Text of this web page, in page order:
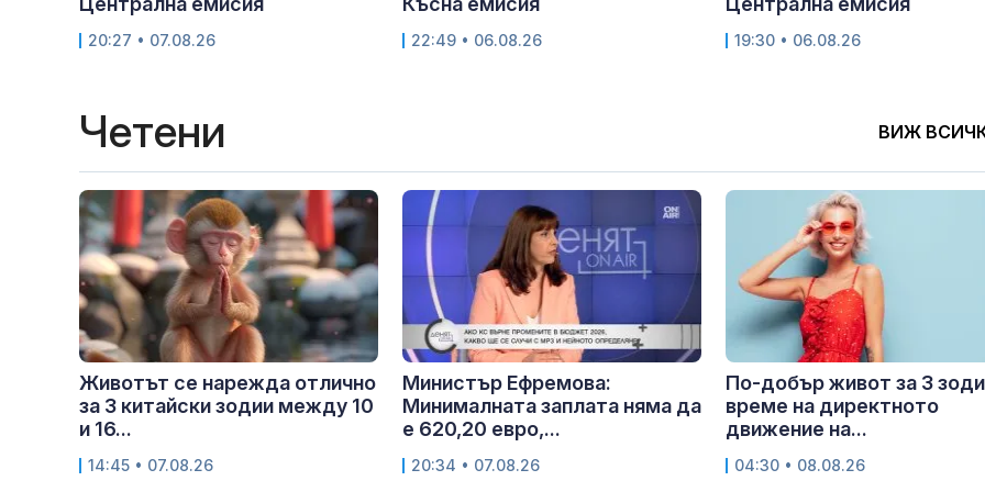
20:27 • 07.08.26 22:49 • 06.08.26 19:30 • 06.08.26
Четени ВИЖ
Животът се нарежда отлично
за 3 китайски зодии между 10
и 16...
14:45 • 07.08.26
Министър Ефремова:
Минималната заплата няма да
е 620,20 евро,...
20:34 • 07.08.26
По-добър живот за 3
време на директното
движение на...
04:30 • 08.08.26